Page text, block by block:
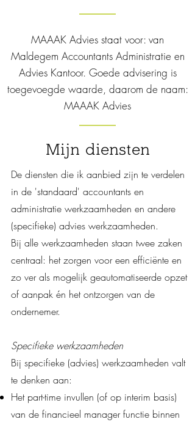
MAAAK Advies staat voor: van
Maldegem Accountants Administratie en
Advies Kantoor. Goede advisering is
toegevoegde waarde, daarom de naam:
MAAAK Advies
Mijn diensten
De diensten die ik aanbied zijn te verdelen
in de 'standaard' accountants en
administratie werkzaamheden en andere
(specifieke) advies werkzaamheden.
Bij alle werkzaamheden staan twee zaken
centraal: het zorgen voor een efficiënte en
zo ver als mogelijk geautomatiseerde opzet
of aanpak én het ontzorgen van de
ondernemer.
Specifieke werkzaamheden
Bij specifieke (advies) werkzaamheden valt
te denken aan:
Het part-time invullen (of op interim basis)
van de financieel manager functie binnen